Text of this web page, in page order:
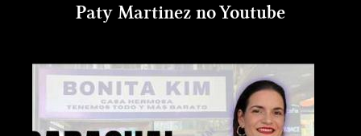
Paty Martinez no Youtube